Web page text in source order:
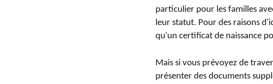
particulier pour les familles
leur statut. Pour des raisons
qu'un certificat de naissance
Mais si vous prévoyez de
présenter des documents